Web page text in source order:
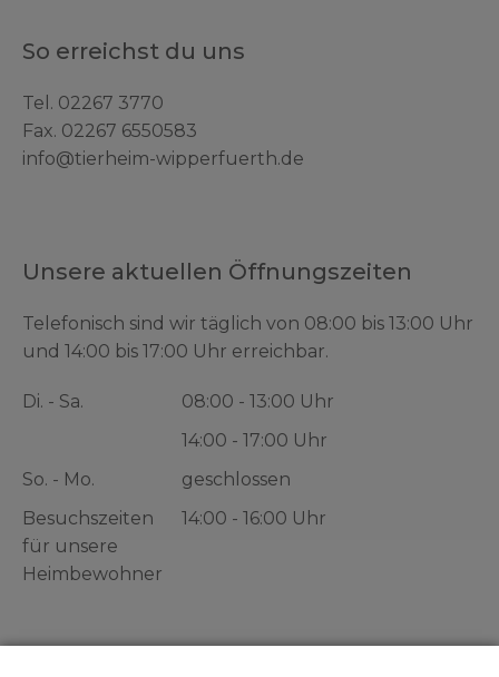
So erreichst du uns
Tel. 02267 3770
Fax. 02267 6550583
info@tierheim-wipperfuerth.de
Unsere aktuellen Öffnungszeiten
Telefonisch sind wir täglich von 08:00 bis 13:00 Uhr
und 14:00 bis 17:00 Uhr erreichbar.
Di. - Sa.
08:00 - 13:00 Uhr
14:00 - 17:00 Uhr
So. - Mo.
geschlossen
Besuchszeiten
für unsere
Heimbewohner
14:00 - 16:00 Uhr